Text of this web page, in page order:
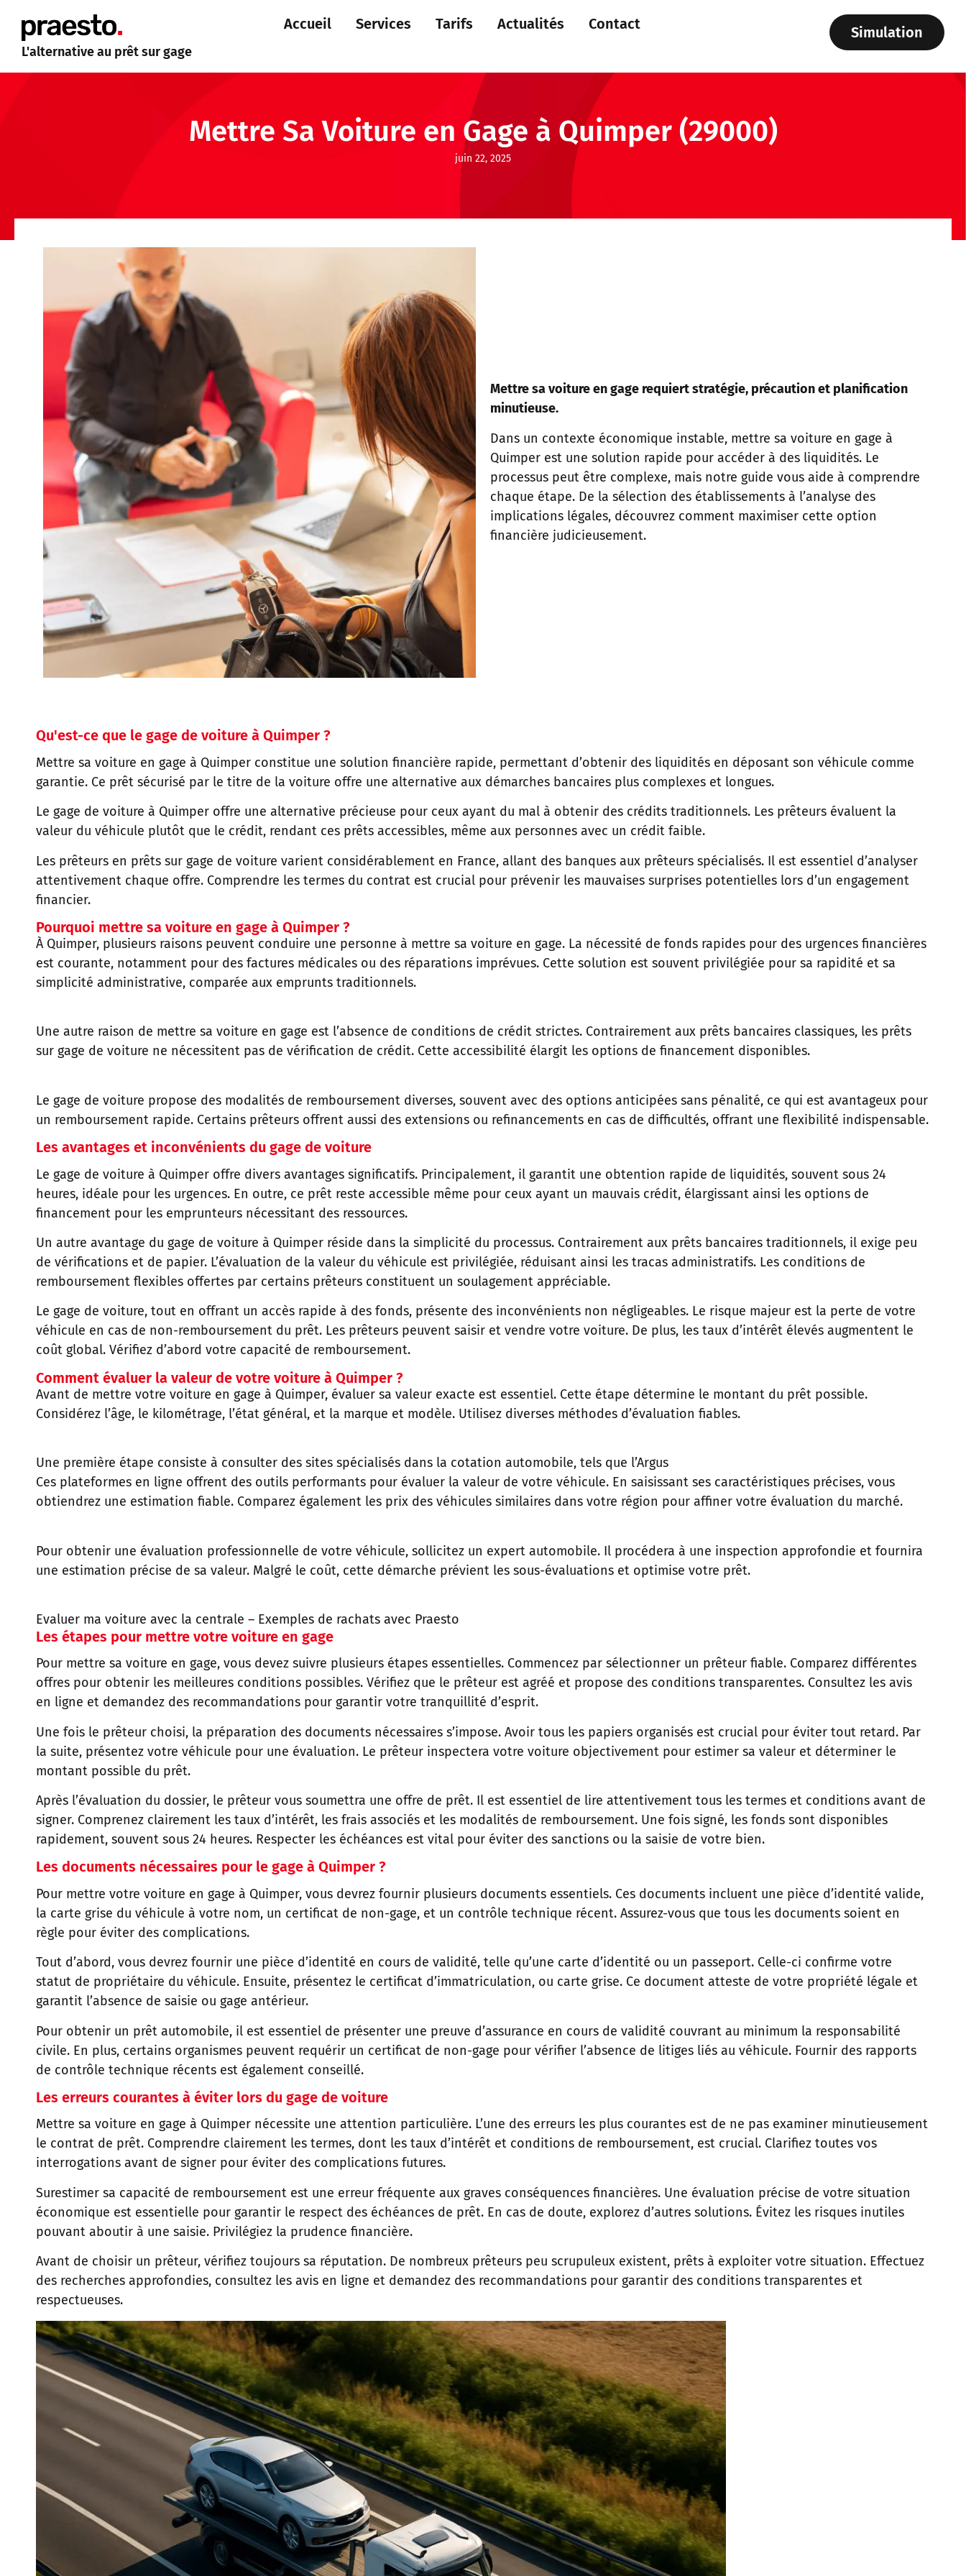
L'alternative au prêt sur gage
Accueil Services Tarifs Actualités Contact Simulation
Mettre Sa Voiture en Gage à Quimper (29000)
juin 22, 2025
Mettre sa voiture en gage requiert stratégie, précaution et planification
minutieuse.
Dans un contexte économique instable, mettre sa voiture en gage à
Quimper est une solution rapide pour accéder à des liquidités. Le
processus peut être complexe, mais notre guide vous aide à comprendre
chaque étape. De la sélection des établissements à l’analyse des
implications légales, découvrez comment maximiser cette option
financière judicieusement.
Qu'est-ce que le gage de voiture à Quimper ?
Mettre sa voiture en gage à Quimper constitue une solution financière rapide, permettant d’obtenir des liquidités en déposant son véhicule comme
garantie. Ce prêt sécurisé par le titre de la voiture offre une alternative aux démarches bancaires plus complexes et longues.
Le gage de voiture à Quimper offre une alternative précieuse pour ceux ayant du mal à obtenir des crédits traditionnels. Les prêteurs évaluent la
valeur du véhicule plutôt que le crédit, rendant ces prêts accessibles, même aux personnes avec un crédit faible.
Les prêteurs en prêts sur gage de voiture varient considérablement en France, allant des banques aux prêteurs spécialisés. Il est essentiel d’analyser
attentivement chaque offre. Comprendre les termes du contrat est crucial pour prévenir les mauvaises surprises potentielles lors d’un engagement
financier.
Pourquoi mettre sa voiture en gage à Quimper ?
À Quimper, plusieurs raisons peuvent conduire une personne à mettre sa voiture en gage. La nécessité de fonds rapides pour des urgences financières
est courante, notamment pour des factures médicales ou des réparations imprévues. Cette solution est souvent privilégiée pour sa rapidité et sa
simplicité administrative, comparée aux emprunts traditionnels.
Une autre raison de mettre sa voiture en gage est l’absence de conditions de crédit strictes. Contrairement aux prêts bancaires classiques, les prêts
sur gage de voiture ne nécessitent pas de vérification de crédit. Cette accessibilité élargit les options de financement disponibles.
Le gage de voiture propose des modalités de remboursement diverses, souvent avec des options anticipées sans pénalité, ce qui est avantageux pour
un remboursement rapide. Certains prêteurs offrent aussi des extensions ou refinancements en cas de difficultés, offrant une flexibilité indispensable.
Les avantages et inconvénients du gage de voiture
Le gage de voiture à Quimper offre divers avantages significatifs. Principalement, il garantit une obtention rapide de liquidités, souvent sous 24
heures, idéale pour les urgences. En outre, ce prêt reste accessible même pour ceux ayant un mauvais crédit, élargissant ainsi les options de
financement pour les emprunteurs nécessitant des ressources.
Un autre avantage du gage de voiture à Quimper réside dans la simplicité du processus. Contrairement aux prêts bancaires traditionnels, il exige peu
de vérifications et de papier. L’évaluation de la valeur du véhicule est privilégiée, réduisant ainsi les tracas administratifs. Les conditions de
remboursement flexibles offertes par certains prêteurs constituent un soulagement appréciable.
Le gage de voiture, tout en offrant un accès rapide à des fonds, présente des inconvénients non négligeables. Le risque majeur est la perte de votre
véhicule en cas de non-remboursement du prêt. Les prêteurs peuvent saisir et vendre votre voiture. De plus, les taux d’intérêt élevés augmentent le
coût global. Vérifiez d’abord votre capacité de remboursement.
Comment évaluer la valeur de votre voiture à Quimper ?
Avant de mettre votre voiture en gage à Quimper, évaluer sa valeur exacte est essentiel. Cette étape détermine le montant du prêt possible.
Considérez l’âge, le kilométrage, l’état général, et la marque et modèle. Utilisez diverses méthodes d’évaluation fiables.
Une première étape consiste à consulter des sites spécialisés dans la cotation automobile, tels que l’Argus
Ces plateformes en ligne offrent des outils performants pour évaluer la valeur de votre véhicule. En saisissant ses caractéristiques précises, vous
obtiendrez une estimation fiable. Comparez également les prix des véhicules similaires dans votre région pour affiner votre évaluation du marché.
Pour obtenir une évaluation professionnelle de votre véhicule, sollicitez un expert automobile. Il procédera à une inspection approfondie et fournira
une estimation précise de sa valeur. Malgré le coût, cette démarche prévient les sous-évaluations et optimise votre prêt.
Evaluer ma voiture avec la centrale – Exemples de rachats avec Praesto
Les étapes pour mettre votre voiture en gage
Pour mettre sa voiture en gage, vous devez suivre plusieurs étapes essentielles. Commencez par sélectionner un prêteur fiable. Comparez différentes
offres pour obtenir les meilleures conditions possibles. Vérifiez que le prêteur est agréé et propose des conditions transparentes. Consultez les avis
en ligne et demandez des recommandations pour garantir votre tranquillité d’esprit.
Une fois le prêteur choisi, la préparation des documents nécessaires s’impose. Avoir tous les papiers organisés est crucial pour éviter tout retard. Par
la suite, présentez votre véhicule pour une évaluation. Le prêteur inspectera votre voiture objectivement pour estimer sa valeur et déterminer le
montant possible du prêt.
Après l’évaluation du dossier, le prêteur vous soumettra une offre de prêt. Il est essentiel de lire attentivement tous les termes et conditions avant de
signer. Comprenez clairement les taux d’intérêt, les frais associés et les modalités de remboursement. Une fois signé, les fonds sont disponibles
rapidement, souvent sous 24 heures. Respecter les échéances est vital pour éviter des sanctions ou la saisie de votre bien.
Les documents nécessaires pour le gage à Quimper ?
Pour mettre votre voiture en gage à Quimper, vous devrez fournir plusieurs documents essentiels. Ces documents incluent une pièce d’identité valide,
la carte grise du véhicule à votre nom, un certificat de non-gage, et un contrôle technique récent. Assurez-vous que tous les documents soient en
règle pour éviter des complications.
Tout d’abord, vous devrez fournir une pièce d’identité en cours de validité, telle qu’une carte d’identité ou un passeport. Celle-ci confirme votre
statut de propriétaire du véhicule. Ensuite, présentez le certificat d’immatriculation, ou carte grise. Ce document atteste de votre propriété légale et
garantit l’absence de saisie ou gage antérieur.
Pour obtenir un prêt automobile, il est essentiel de présenter une preuve d’assurance en cours de validité couvrant au minimum la responsabilité
civile. En plus, certains organismes peuvent requérir un certificat de non-gage pour vérifier l’absence de litiges liés au véhicule. Fournir des rapports
de contrôle technique récents est également conseillé.
Les erreurs courantes à éviter lors du gage de voiture
Mettre sa voiture en gage à Quimper nécessite une attention particulière. L’une des erreurs les plus courantes est de ne pas examiner minutieusement
le contrat de prêt. Comprendre clairement les termes, dont les taux d’intérêt et conditions de remboursement, est crucial. Clarifiez toutes vos
interrogations avant de signer pour éviter des complications futures.
Surestimer sa capacité de remboursement est une erreur fréquente aux graves conséquences financières. Une évaluation précise de votre situation
économique est essentielle pour garantir le respect des échéances de prêt. En cas de doute, explorez d’autres solutions. Évitez les risques inutiles
pouvant aboutir à une saisie. Privilégiez la prudence financière.
Avant de choisir un prêteur, vérifiez toujours sa réputation. De nombreux prêteurs peu scrupuleux existent, prêts à exploiter votre situation. Effectuez
des recherches approfondies, consultez les avis en ligne et demandez des recommandations pour garantir des conditions transparentes et
respectueuses.